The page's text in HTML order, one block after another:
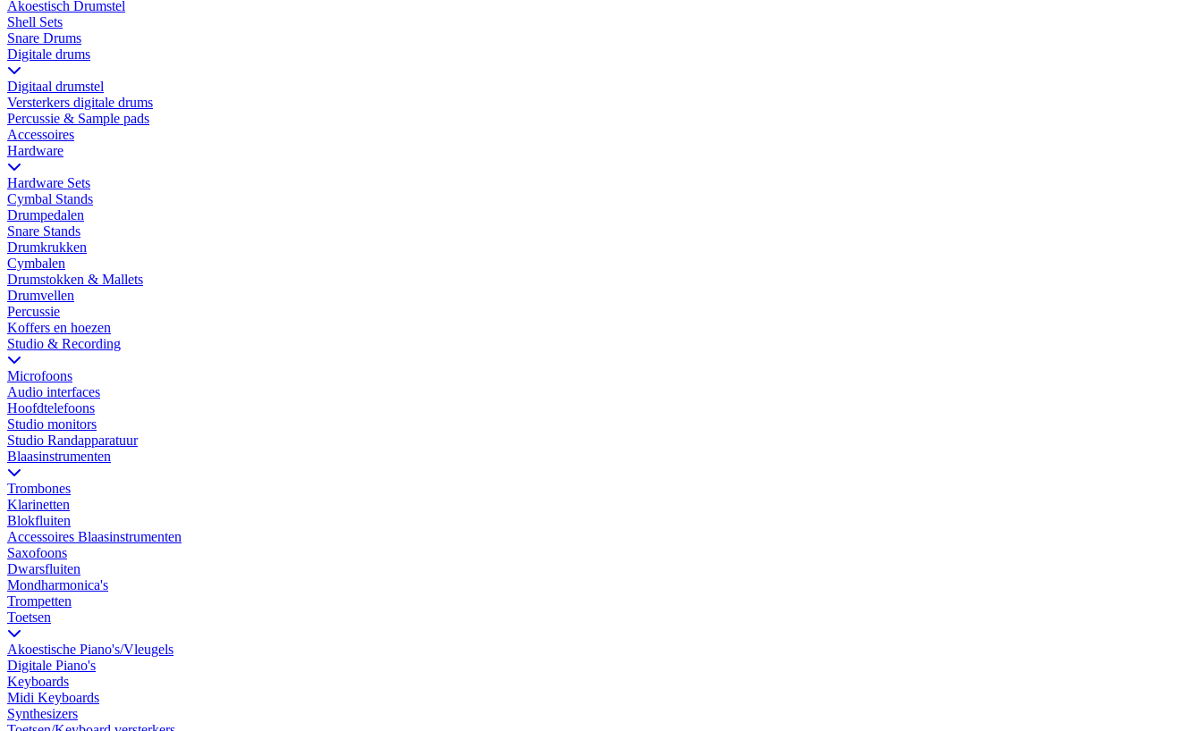
Akoestisch Drumstel
Shell Sets
Snare Drums
Digitale drums
Digitaal drumstel
Versterkers digitale drums
Percussie & Sample pads
Accessoires
Hardware
Hardware Sets
Cymbal Stands
Drumpedalen
Snare Stands
Drumkrukken
Cymbalen
Drumstokken & Mallets
Drumvellen
Percussie
Koffers en hoezen
Studio & Recording
Microfoons
Audio interfaces
Hoofdtelefoons
Studio monitors
Studio Randapparatuur
Blaasinstrumenten
Trombones
Klarinetten
Blokfluiten
Accessoires Blaasinstrumenten
Saxofoons
Dwarsfluiten
Mondharmonica's
Trompetten
Toetsen
Akoestische Piano's/Vleugels
Digitale Piano's
Keyboards
Midi Keyboards
Synthesizers